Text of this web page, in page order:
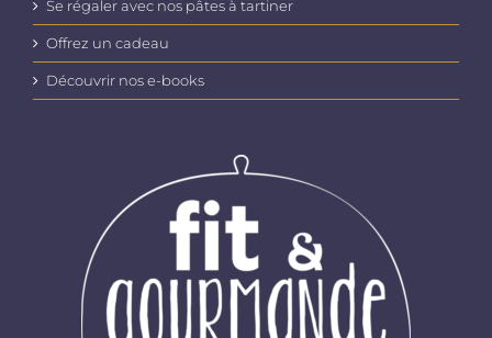
Se régaler avec nos pâtes à tartiner
Offrez un cadeau
Découvrir nos e-books